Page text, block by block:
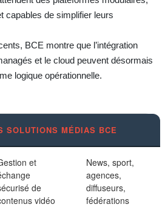
capables de simplifier leurs
BCE montre que l’intégration
et le cloud peuvent désormais
logique opérationnelle.
SOLUTIONS MÉDIAS BCE
et
de
vidéo
News, sport,
agences,
diffuseurs,
fédérations